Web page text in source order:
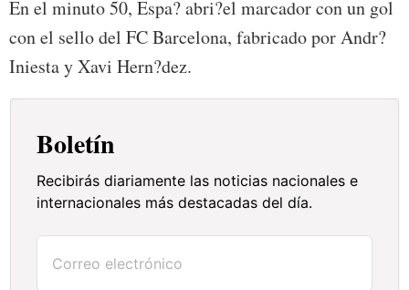
En el minuto 50, Espa? abri?el marcador con un gol
con el sello del FC Barcelona, fabricado por Andr?
Iniesta y Xavi Hern?dez.
Boletín
Recibirás diariamente las noticias nacionales e
internacionales más destacadas del día.